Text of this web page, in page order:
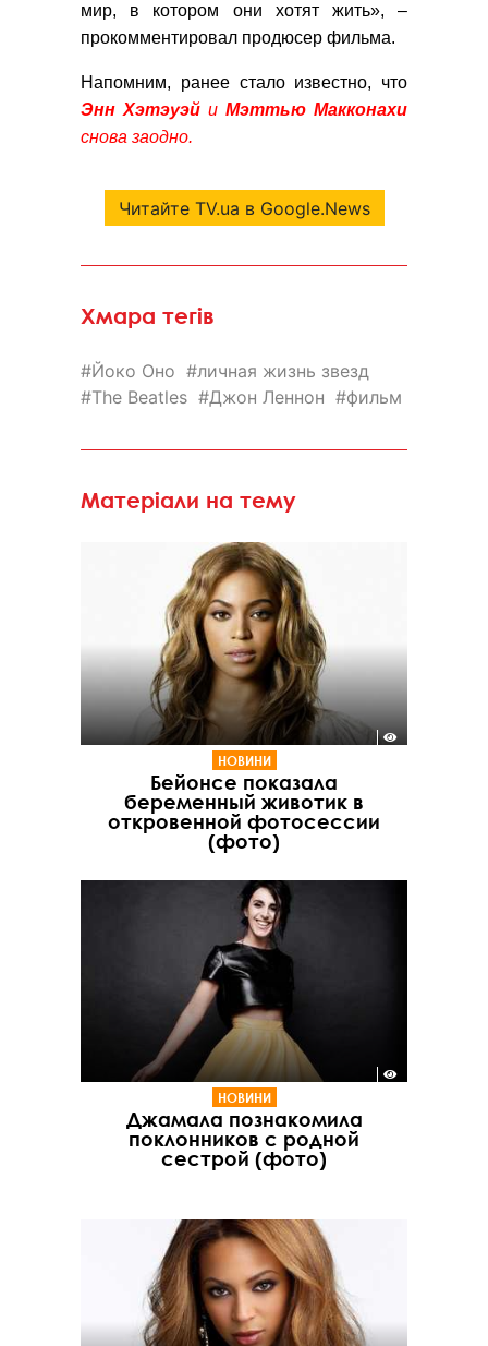
мир, в котором они хотят жить», –
прокомментировал продюсер фильма.
Напомним, ранее стало известно, что
Энн Хэтэуэй и Мэттью Макконахи
снова заодно.
Читайте TV.ua в Google.News
Хмара тегів
Йоко Оно
личная жизнь звезд
The Beatles
Джон Леннон фильм
Матеріали на тему
НОВИНИ
Бейонсе показала
беременный животик в
откровенной фотосессии
(фото)
НОВИНИ
Джамала познакомила
поклонников с родной
сестрой (фото)